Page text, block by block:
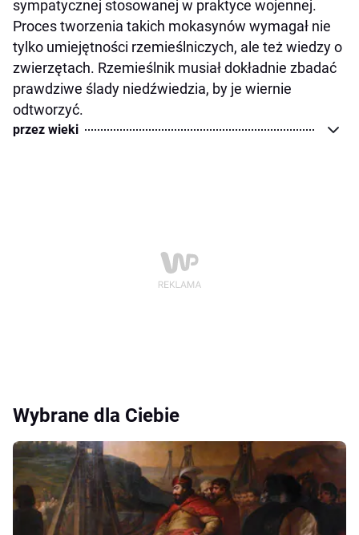
sympatycznej stosowanej w praktyce wojennej.
Proces tworzenia takich mokasynów wymagał nie
tylko umiejętności rzemieślniczych, ale też wiedzy o
zwierzętach. Rzemieślnik musiał dokładnie zbadać
prawdziwe ślady niedźwiedzia, by je wiernie
odtworzyć.
przez wieki
Wybrane dla Ciebie